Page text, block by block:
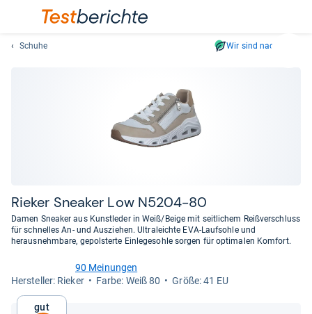
und
sich
Schuhe Wir sind nachhaltig
Rie­ker Snea­ker Low N5204-​80
Damen Sneaker aus Kunstleder in Weiß/Beige mit seitlichem Reißverschluss
für schnelles An- und Ausziehen. Ultraleichte EVA-Laufsohle und
herausnehmbare, gepolsterte Einlegesohle sorgen für optimalen Komfort.
von
90 Meinungen
Her­stel­ler: Rieker
Farbe: Weiß 80 Größe: 41 EU
Gut